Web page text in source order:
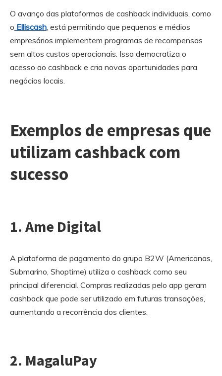
O avanço das plataformas de cashback individuais, como
o Elliscash , está permitindo que pequenos e médios
empresários implementem programas de recompensas
sem altos custos operacionais. Isso democratiza o
acesso ao cashback e cria novas oportunidades para
negócios locais.
Exemplos de empresas que
utilizam cashback com
sucesso
1. Ame Digital
A plataforma de pagamento do grupo B2W (Americanas,
Submarino, Shoptime) utiliza o cashback como seu
principal diferencial. Compras realizadas pelo app geram
cashback que pode ser utilizado em futuras transações,
aumentando a recorrência dos clientes.
2. MagaluPay